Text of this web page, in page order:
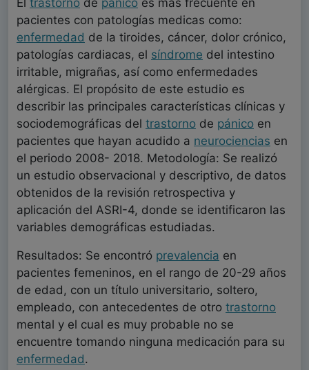
pacientes con patologías medicas como:
enfermedad de la tiroides, cáncer, dolor crónico,
patologías cardiacas, el síndrome del intestino
irritable, migrañas, así como enfermedades
alérgicas. El propósito de este estudio es
describir las principales características clínicas y
sociodemográficas del trastorno de pánico en
pacientes que hayan acudido a neurociencias en
el periodo 2008- 2018. Metodología: Se realizó
un estudio observacional y descriptivo, de datos
obtenidos de la revisión retrospectiva y
aplicación del ASRI-4, donde se identificaron las
variables demográficas estudiadas.
Resultados: Se encontró prevalencia en
pacientes femeninos, en el rango de 20-29 años
de edad, con un título universitario, soltero,
empleado, con antecedentes de otro trastorno
mental y el cual es muy probable no se
encuentre tomando ninguna medicación para su
enfermedad.